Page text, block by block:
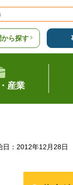
から探す
産業
日：2012年12月28日